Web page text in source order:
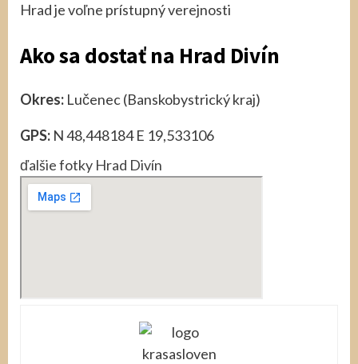
Hrad je voľne prístupný verejnosti
Ako sa dostať na Hrad Divín
Okres: Lučenec (Banskobystrický kraj)
GPS: N 48,448184 E 19,533106
ďalšie fotky Hrad Divín